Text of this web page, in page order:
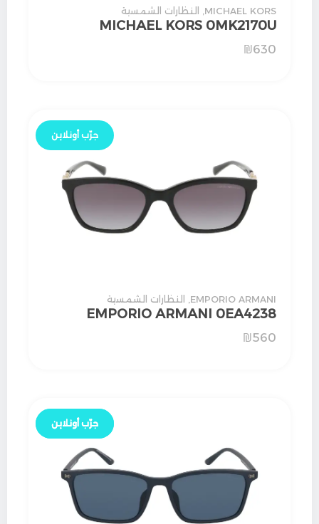
MICHAEL KORS
, النظارات الشمسية
MICHAEL KORS 0MK2170U
₪630
EMPORIO ARMANI
, النظارات الشمسية
EMPORIO ARMANI 0EA4238
₪560
جرّب أونلاين
جرّب أونلاين
جرّب أونلاين